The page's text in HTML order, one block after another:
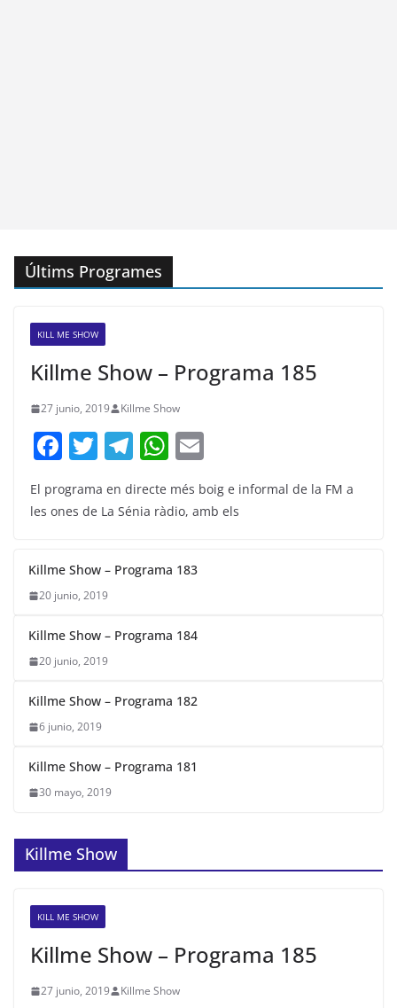
Últims Programes
KILL ME SHOW
Killme Show – Programa 185
27 junio, 2019 Killme Show
F
c
b
o
k
T
itt
T
el
e
a
m
W
h
at
A
p
m
ai
El programa en directe més boig e informal de la FM a
les ones de La Sénia ràdio, amb els
Killme Show – Programa 183
20 junio, 2019
Killme Show – Programa 184
20 junio, 2019
Killme Show – Programa 182
6 junio, 2019
Killme Show – Programa 181
30 mayo, 2019
Killme Show
KILL ME SHOW
Killme Show – Programa 185
27 junio, 2019 Killme Show